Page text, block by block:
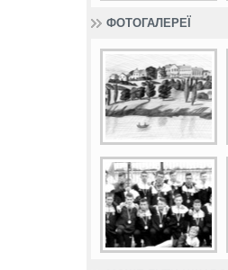
ФОТОГАЛЕРЕЇ